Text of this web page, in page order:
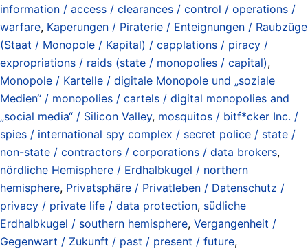
information / access / clearances / control / operations /
warfare, Kaperungen / Piraterie / Enteignungen / Raubzüge
(Staat / Monopole / Kapital) / capplations / piracy /
expropriations / raids (state / monopolies / capital),
Monopole / Kartelle / digitale Monopole und „soziale
Medien“ / monopolies / cartels / digital monopolies and
„social media“ / Silicon Valley, mosquitos / bitf*cker Inc. /
spies / international spy complex / secret police / state /
non-state / contractors / corporations / data brokers,
nördliche Hemisphere / Erdhalbkugel / northern
hemisphere, Privatsphäre / Privatleben / Datenschutz /
privacy / private life / data protection, südliche
Erdhalbkugel / southern hemisphere, Vergangenheit /
Gegenwart / Zukunft / past / present / future,